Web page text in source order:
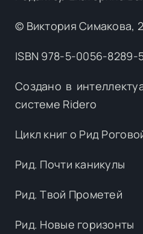
© Виктория Симакова,
ISBN 978-5-0056-8289-
Создано в
системе Ridero
Цикл книг о Рид
Рид. Почти каникулы
Рид. Твой Прометей
Рид. Новые горизонты